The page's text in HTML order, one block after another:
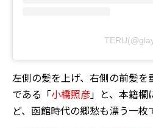
左側の髪を上げ、右側の前髪
である「小橋照彦」と、本籍欄
ど、函館時代の郷愁も漂う一枚